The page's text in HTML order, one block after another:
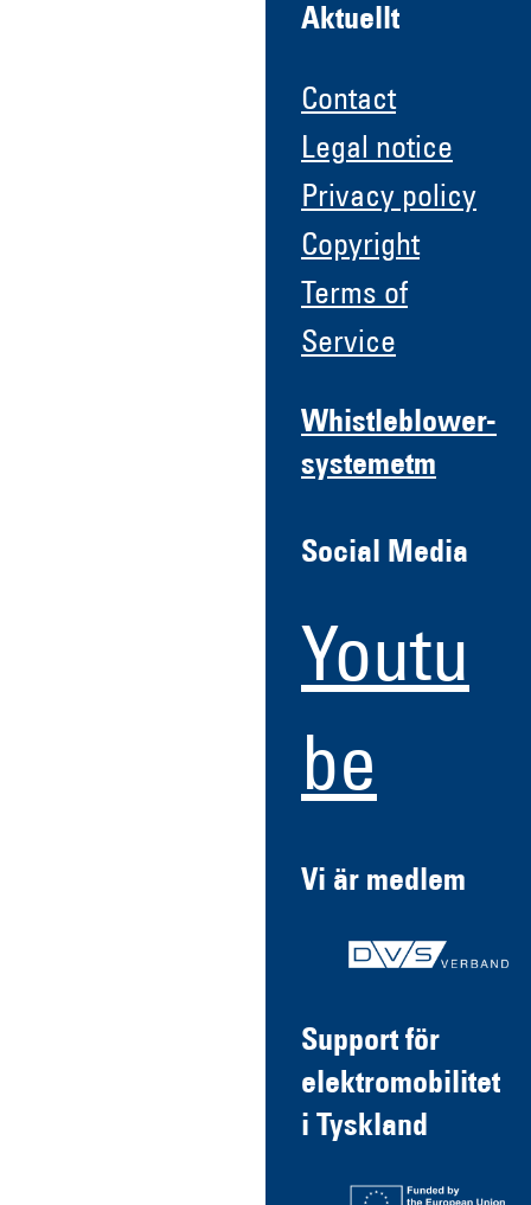
Aktuellt
Contact
Legal notice
Privacy policy
Copyright
Terms of
Service
Whistleblower-
systemetm
Social Media
Youtu
be
Vi är medlem
Support för
elektromobilitet
i Tyskland